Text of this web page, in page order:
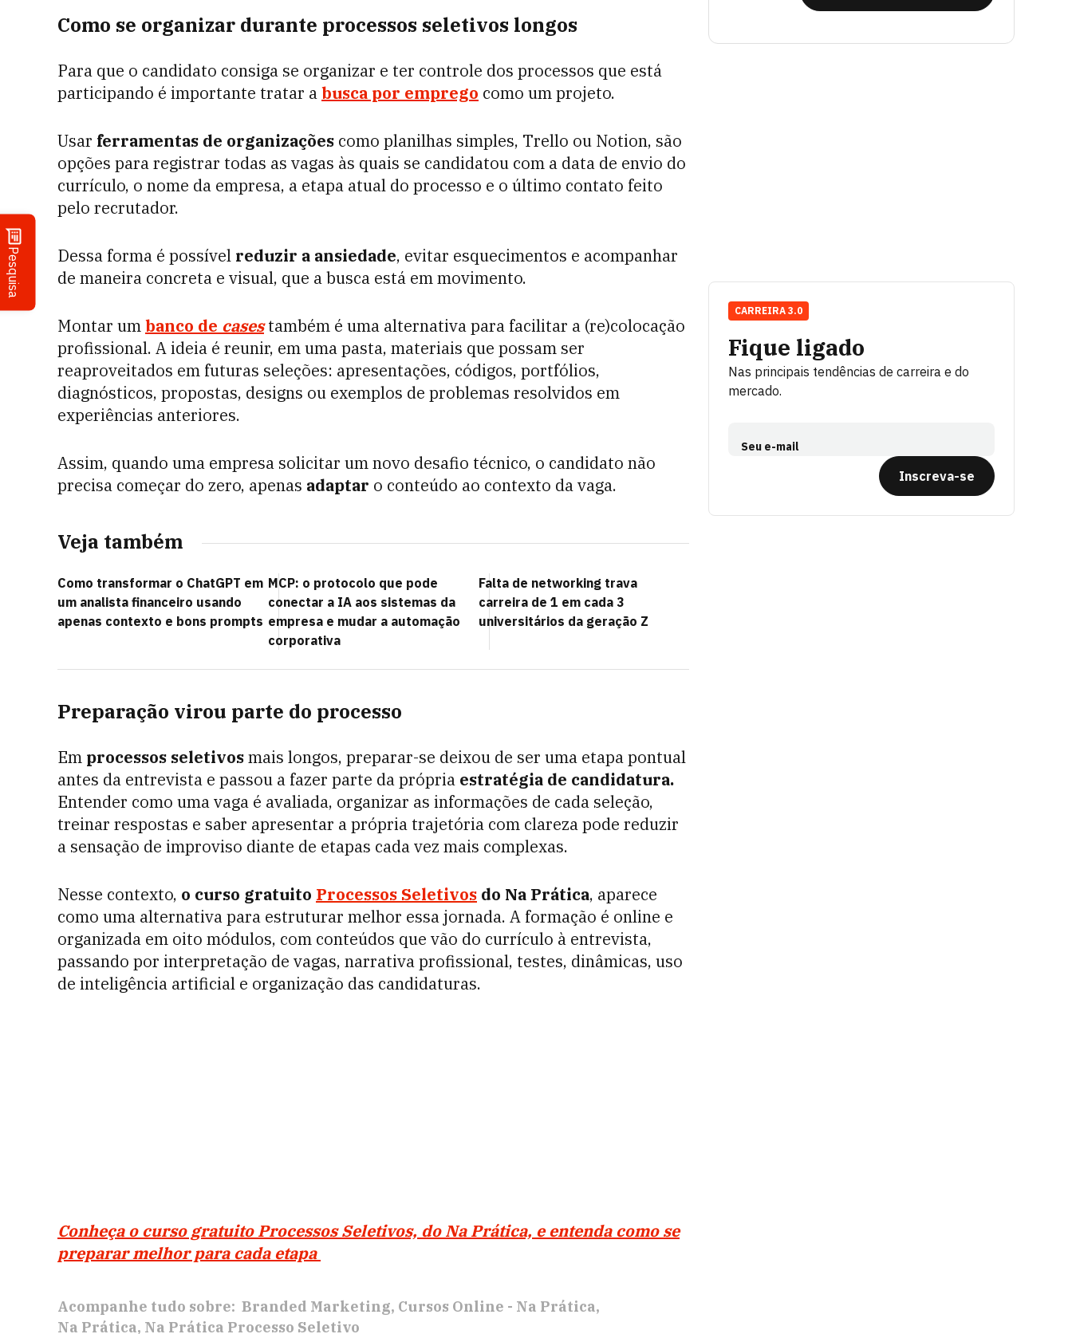
Pesquisa
Como se organizar durante processos seletivos longos
Para que o candidato consiga se organizar e ter controle dos processos que está
participando é importante tratar abusca por emprego como um projeto.
Usar ferramentas de organizações como planilhas simples, Trello ou Notion, são
opções para registrar todas as vagas às quais se candidatou com a data de envio do
currículo, o nome da empresa, a etapa atual do processo e o último contato feito
pelo recrutador.
Dessa forma é possível reduzir a ansiedade, evitar esquecimentos e acompanhar
de maneira concreta e visual, que a busca está em movimento.
Montar umbanco de casestambém é uma alternativa para facilitar a (re)colocação
profissional. A ideia é reunir, em uma pasta, materiais que possam ser
reaproveitados em futuras seleções: apresentações, códigos, portfólios,
diagnósticos, propostas, designs ou exemplos de problemas resolvidos em
experiências anteriores.
Assim, quando uma empresa solicitar um novo desafio técnico, o candidato não
precisa começar do zero, apenas adaptar o conteúdo ao contexto da vaga.
Veja também
Como transformar o ChatGPT em
um analista financeiro usando
apenas contexto e bons prompts
MCP: o protocolo que pode
conectar a IA aos sistemas da
empresa e mudar a automação
corporativa
Falta de networking trava
carreira de 1 em cada 3
universitários da geração Z
Preparação virou parte do processo
Em processos seletivosmais longos, preparar-se deixou de ser uma etapa pontual
antes da entrevista e passou a fazer parte da própria estratégia de candidatura.
Entender como uma vaga é avaliada, organizar as informações de cada seleção,
treinar respostas e saber apresentar a própria trajetória com clareza pode reduzir
a sensação de improviso diante de etapas cada vez mais complexas.
Nesse contexto, o curso gratuito Processos Seletivos do Na Prática, aparece
como uma alternativa para estruturar melhor essa jornada. A formação é online e
organizada em oito módulos, com conteúdos que vão do currículo à entrevista,
passando por interpretação de vagas, narrativa profissional, testes, dinâmicas, uso
de inteligência artificial e organização das candidaturas.
Conheça o curso gratuito Processos Seletivos, do Na Prática, e entenda como se
preparar melhor para cada etapa
Acompanhe tudo sobre: Branded Marketing Cursos Online - Na Prática
Na Prática Na Prática Processo Seletivo
Fique ligado
Nas principais tendências de carreira e do
mercado.
Seu e-mail
Inscreva-se
CARREIRA 3.0